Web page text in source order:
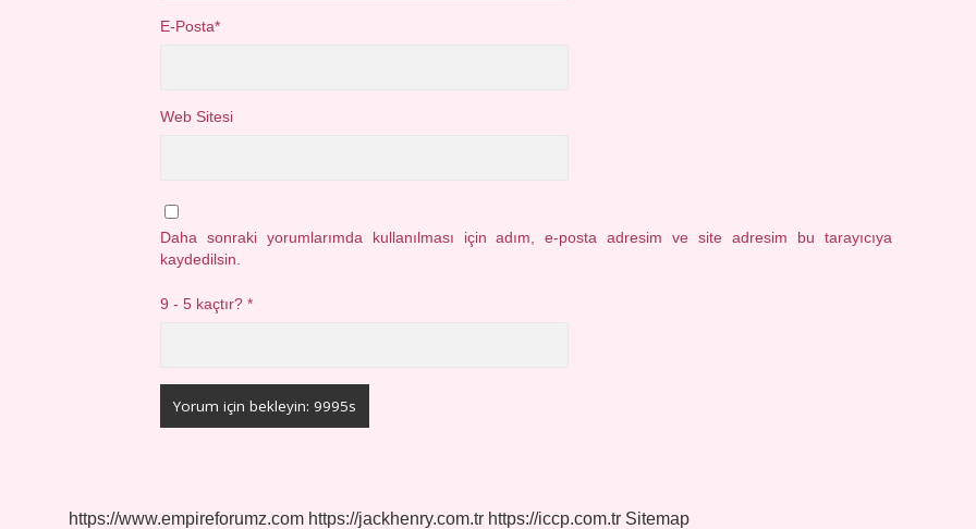
E-Posta*
Web Sitesi
Daha sonraki yorumlarımda kullanılması için adım, e-posta adresim ve site adresim bu tarayıcıya
kaydedilsin.
9 - 5 kaçtır? *
https://www.empireforumz.com https://jackhenry.com.tr https://iccp.com.tr Sitemap